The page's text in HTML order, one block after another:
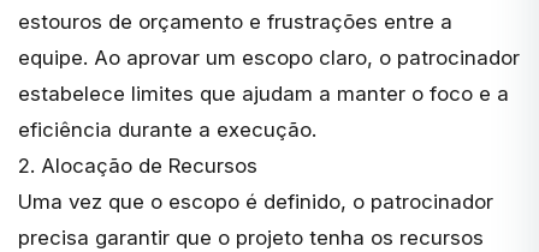
estouros de orçamento e frustrações entre a
equipe. Ao aprovar um escopo claro, o patrocinador
estabelece limites que ajudam a manter o foco e a
eficiência durante a execução.
2. Alocação de Recursos
Uma vez que o escopo é definido, o patrocinador
precisa garantir que o projeto tenha os recursos